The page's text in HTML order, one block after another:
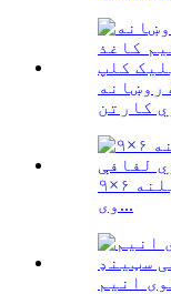
روښانه
د ویلم پاک لفافې د واده بلنه ۶×۹
وی...
انیم